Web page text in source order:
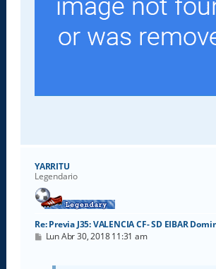
YARRITU
Legendario
Re: Previa J35: VALENCIA CF- SD EIBAR
M
Lun Abr 30, 2018 11:31 am